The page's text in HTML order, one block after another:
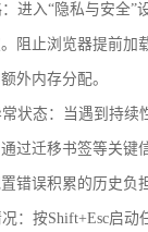
进入“隐私与安全”
。阻止浏览器提前加
外内存分配。
状态：当遇到持续
过迁移书签等关键
错误积累的历史负
：按Shift+Esc启动